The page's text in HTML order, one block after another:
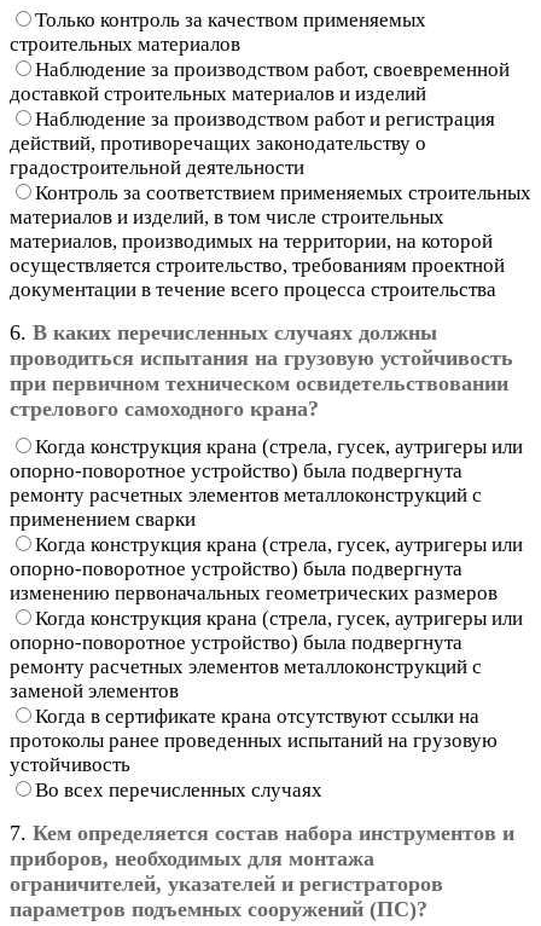
Только контроль за качеством применяемых
строительных материалов
Наблюдение за производством работ, своевременной
доставкой строительных материалов и изделий
Наблюдение за производством работ и регистрация
действий, противоречащих законодательству о
градостроительной деятельности
Контроль за соответствием применяемых строительных
материалов и изделий, в том числе строительных
материалов, производимых на территории, на которой
осуществляется строительство, требованиям проектной
документации в течение всего процесса строительства
6. В каких перечисленных случаях должны
проводиться испытания на грузовую устойчивость
при первичном техническом освидетельствовании
стрелового самоходного крана?
Когда конструкция крана (стрела, гусек, аутригеры или
опорно-поворотное устройство) была подвергнута
ремонту расчетных элементов металлоконструкций с
применением сварки
Когда конструкция крана (стрела, гусек, аутригеры или
опорно-поворотное устройство) была подвергнута
изменению первоначальных геометрических размеров
Когда конструкция крана (стрела, гусек, аутригеры или
опорно-поворотное устройство) была подвергнута
ремонту расчетных элементов металлоконструкций с
заменой элементов
Когда в сертификате крана отсутствуют ссылки на
протоколы ранее проведенных испытаний на грузовую
устойчивость
Во всех перечисленных случаях
7. Кем определяется состав набора инструментов и
приборов, необходимых для монтажа
ограничителей, указателей и регистраторов
параметров подъемных сооружений (ПС)?